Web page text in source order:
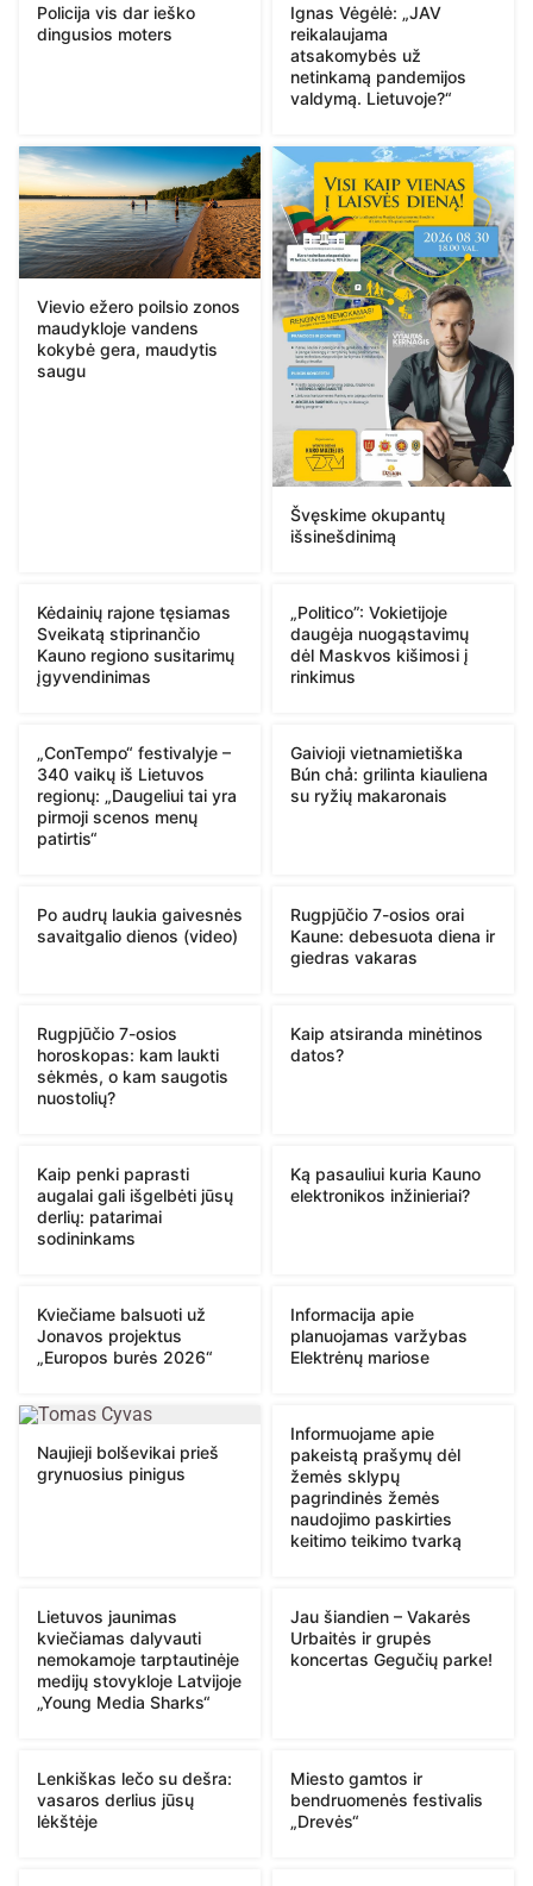
Policija vis dar ieško
dingusios moters
Ignas Vėgėlė: „JAV
reikalaujama
atsakomybės už
netinkamą pandemijos
valdymą. Lietuvoje?“
Vievio ežero poilsio zonos
maudykloje vandens
kokybė gera, maudytis
saugu
Švęskime okupantų
išsinešdinimą
Kėdainių rajone tęsiamas
Sveikatą stiprinančio
Kauno regiono susitarimų
įgyvendinimas
„Politico”: Vokietijoje
daugėja nuogąstavimų
dėl Maskvos kišimosi į
rinkimus
„ConTempo“ festivalyje –
340 vaikų iš Lietuvos
regionų: „Daugeliui tai yra
pirmoji scenos menų
patirtis“
Gaivioji vietnamietiška
Bún chả: grilinta kiauliena
su ryžių makaronais
Po audrų laukia gaivesnės
savaitgalio dienos (video)
Rugpjūčio 7-osios orai
Kaune: debesuota diena ir
giedras vakaras
Rugpjūčio 7-osios
horoskopas: kam laukti
sėkmės, o kam saugotis
nuostolių?
Kaip atsiranda minėtinos
datos?
Kaip penki paprasti
augalai gali išgelbėti jūsų
derlių: patarimai
sodininkams
Ką pasauliui kuria Kauno
elektronikos inžinieriai?
Kviečiame balsuoti už
Jonavos projektus
„Europos burės 2026“
Informacija apie
planuojamas varžybas
Elektrėnų mariose
Naujieji bolševikai prieš
grynuosius pinigus
Informuojame apie
pakeistą prašymų dėl
žemės sklypų
pagrindinės žemės
naudojimo paskirties
keitimo teikimo tvarką
Lietuvos jaunimas
kviečiamas dalyvauti
nemokamoje tarptautinėje
medijų stovykloje Latvijoje
„Young Media Sharks“
Jau šiandien – Vakarės
Urbaitės ir grupės
koncertas Gegučių parke!
Lenkiškas lečo su dešra:
vasaros derlius jūsų
lėkštėje
Miesto gamtos ir
bendruomenės festivalis
„Drevės“